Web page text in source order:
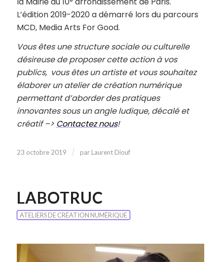
L’édition 2019-2020 a démarré lors du parcours
MCD, Media Arts For Good.
Vous êtes une structure sociale ou culturelle
désireuse de proposer cette action à vos
publics, vous êtes un artiste et vous souhaitez
élaborer un atelier de création numérique
permettant d’aborder des pratiques
innovantes sous un angle ludique, décalé et
créatif –> Contactez nous!
23 octobre 2019 / par Laurent Diouf
LABOTRUC
ATELIERS DE CRÉATION NUMÉRIQUE